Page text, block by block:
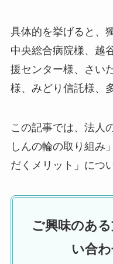
具体的を挙げると、
中央総合病院様、越
援センター様、さい
様、みどり信託様、
この記事では、法人
しんの輪の取り組み
だくメリット」につ
ご興味のあ
い合